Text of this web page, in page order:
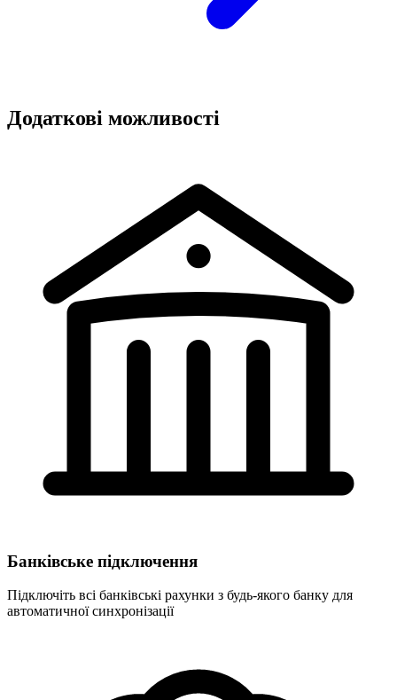
Додаткові можливості
Банківське підключення
Підключіть всі банківські рахунки з будь-якого банку для
автоматичної синхронізації